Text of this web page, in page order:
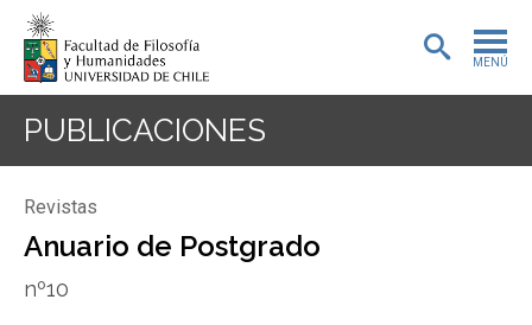
MENÚ
PORTADA
PUBLICACIONES
Revistas
Anuario de Postgrado
nº10